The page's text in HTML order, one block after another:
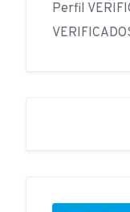
Perfil